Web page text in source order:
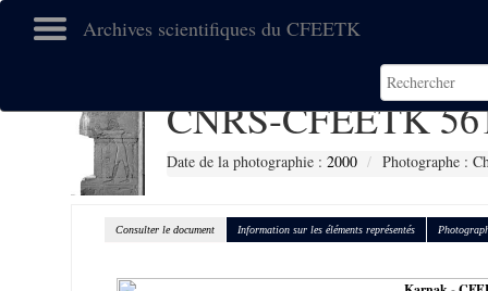
Archives scientifiques du CFEETK
CNRS-CFEETK
Date de la photographie : 2000 Photographe :
Consulter le document Information sur les éléments représentés